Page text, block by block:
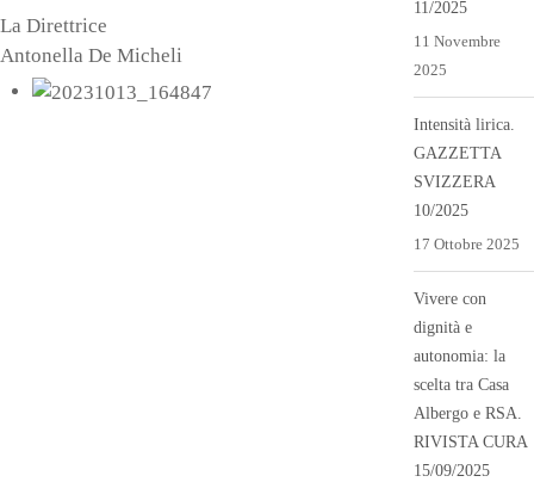
La Direttrice
Antonella De Micheli
11/2025
11 Novembre
2025
Intensità lirica.
GAZZETTA
SVIZZERA
10/2025
17 Ottobre 2025
Vivere con
dignità e
autonomia: la
scelta tra Casa
Albergo e RSA.
RIVISTA CURA
15/09/2025